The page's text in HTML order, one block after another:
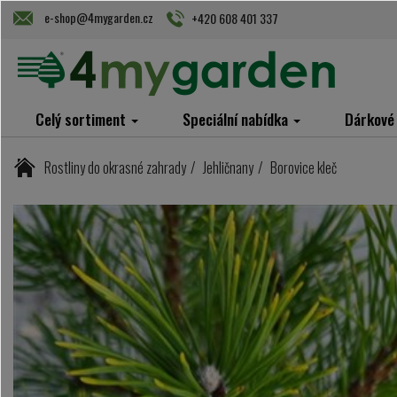
e-shop@4mygarden.cz +420 608 401 337
Celý sortiment Speciální nabídka
Rostliny do okrasné zahrady Jehličnany Borovice kleč